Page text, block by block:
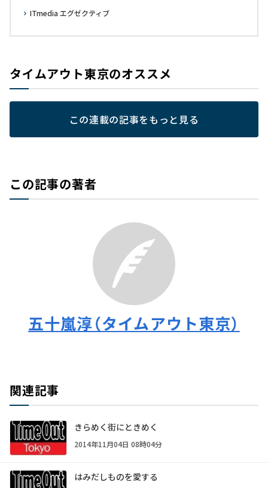
ITmedia エグゼクティブ
タイムアウト東京のオススメ
この連載の記事をもっと見る
この記事の著者
五十嵐淳（タイムアウト東京）
関連記事
きらめく街にときめく
2014年11月04日 08時04分
はみだしものを愛する